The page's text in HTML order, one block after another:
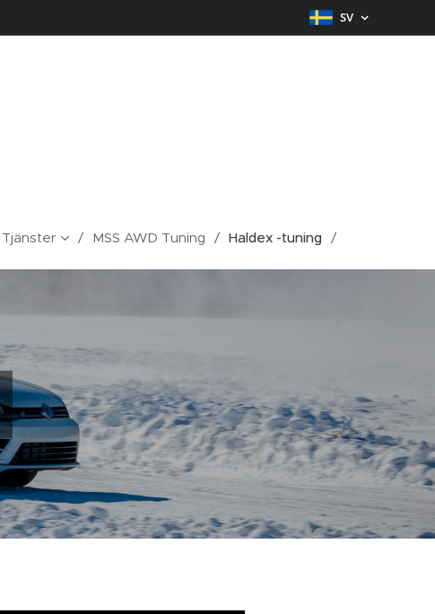
SV
Tjänster MSS AWD Tuning Haldex -tuning